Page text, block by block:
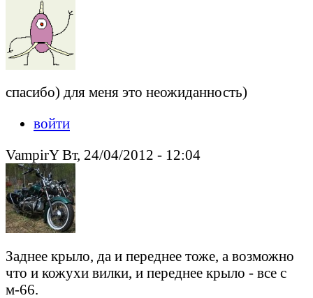
спасибо) для меня это неожиданность)
войти
VampirY Вт, 24/04/2012 - 12:04
Заднее крыло, да и переднее тоже, а возможно
что и кожухи вилки, и переднее крыло - все с
м-66.